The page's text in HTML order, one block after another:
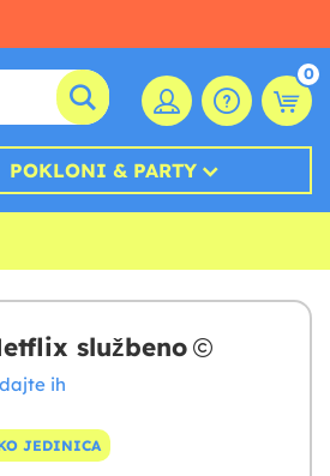
0
POKLONI & PARTY
službeno
ih
JEDINICA